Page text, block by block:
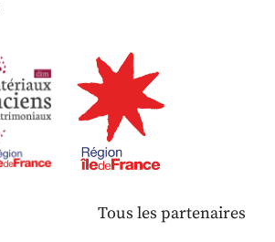
Tous les partenaires